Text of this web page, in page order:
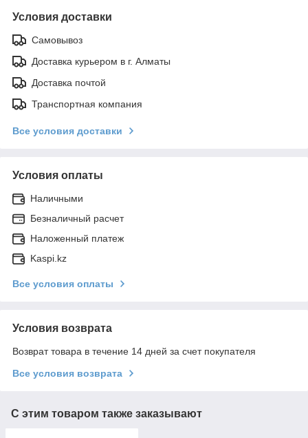
Условия доставки
Самовывоз
Доставка курьером в г. Алматы
Доставка почтой
Транспортная компания
Все условия доставки
Условия оплаты
Наличными
Безналичный расчет
Наложенный платеж
Kaspi.kz
Все условия оплаты
Условия возврата
Возврат товара в течение 14 дней за счет покупателя
Все условия возврата
С этим товаром также заказывают